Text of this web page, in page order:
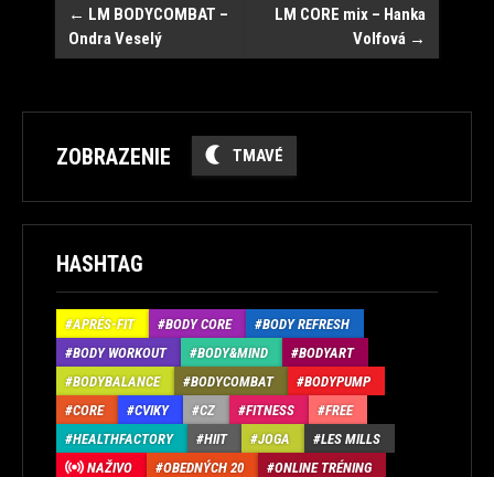
Post
navigation
← LM BODYCOMBAT –
Ondra Veselý
LM CORE mix – Hanka
Volfová →
ZOBRAZENIE TMAVÉ
HASHTAG
APRÉS-FIT BODY CORE
BODY REFRESH
BODY WORKOUT
BODY&MIND
BODYART
BODYBALANCE
BODYCOMBAT
BODYPUMP
CORE
CVIKY CZ FITNESS
FREE
HEALTHFACTORY
HIIT JOGA
LES MILLS
NAŽIVO
OBEDNÝCH 20
ONLINE TRÉNING